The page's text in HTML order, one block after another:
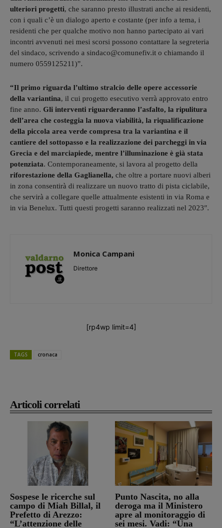
Articoli correlati
Sospese le ricerche sul
campo di Miah Billal, il
Prefetto di Arezzo:
“L’attenzione delle
Punto Nascita, no alla
deroga ma il Ministero
apre al monitoraggio di
sei mesi. Vadi: “Una
ulteriori progetti, che saranno presto illustrati anche ai residenti,
con i quali c’è un dialogo aperto e costante (per info a tema, i
residenti che per qualche motivo non hanno partecipato ai vari
incontri avvenuti nei mesi scorsi possono contattare la segreteria
del sindaco, scrivendo a sindaco@comunefiv.it o chiamando il
numero 0559125211)”.
“Il primo riguarda l’ultimo stralcio delle opere accessorie
della variantina, il cui progetto esecutivo verrà approvato entro
fine anno. Gli interventi riguarderanno l’asfalto, la ripulitura
dell’area che costeggia la nuova viabilità, la riqualificazione
della piccola area verde compresa tra la variantina e il
cantiere del sottopasso e la realizzazione dei parcheggi in via
Grecia e del marciapiede, mentre l’illuminazione è già stata
potenziata. Contemporaneamente, si lavora al progetto della
riforestazione della Gaglianella, che oltre a portare nuovi alberi
in zona consentirà di realizzare un nuovo tratto di pista ciclabile,
che servirà a collegare quelle attualmente esistenti in via Roma e
in via Benelux. Tutti questi progetti saranno realizzati nel 2023″.
Monica Campani
Direttore
[rp4wp limit=4]
TAGS cronaca